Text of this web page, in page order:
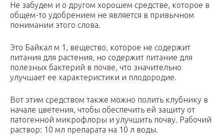
Не забудем и о другом хорошем средстве, которое в
общем-то удобрением не является в привычном
понимании этого слова.
Это Байкал м 1, вещество, которое не содержит
питания для растения, но содержит питание для
полезных бактерий в почве, что значительно
улучшает ее характеристики и плодородие.
Вот этим средством также можно полить клубнику в
начале цветения, чтобы обеспечить ей защиту от
патогенной микрофлоры и улучшить почву. Рабочий
раствор: 10 мл препарата на 10 л воды.